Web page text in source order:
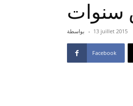
سنوات
بواسطة - 13 juillet 2015
Facebook